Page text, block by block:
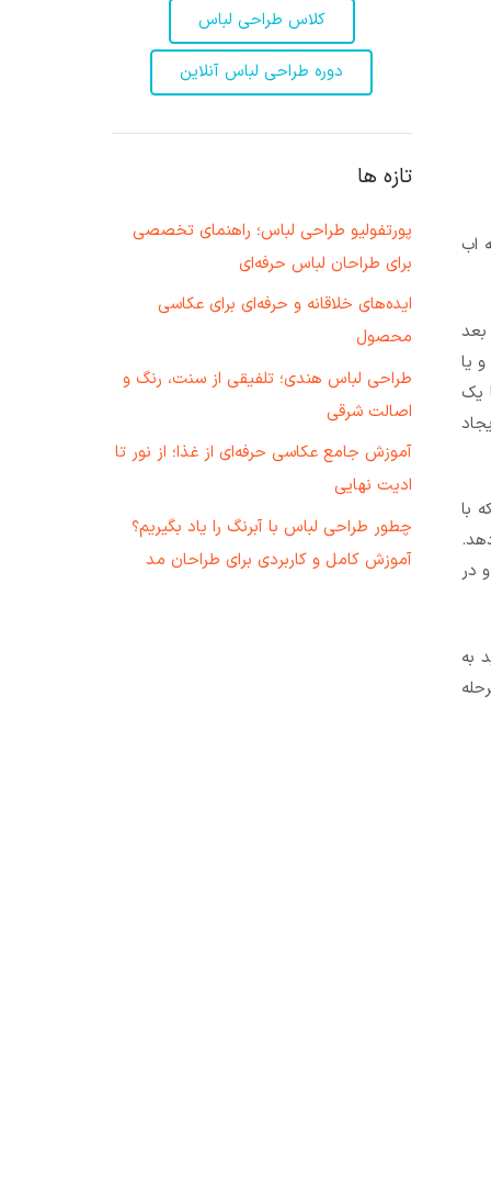
اب
یا
یک
با
در
به
کلاس طراحی لباس
دوره طراحی لباس آنلاین
تازه ها
پورتفولیو طراحی لباس؛ راهنمای تخصصی
برای طراحان لباس حرفه‌ای
ایده‌های خلاقانه و حرفه‌ای برای عکاسی
محصول
طراحی لباس هندی؛ تلفیقی از سنت، رنگ و
اصالت شرقی
آموزش جامع عکاسی حرفه‌ای از غذا؛ از نور تا
ادیت نهایی
چطور طراحی لباس با آبرنگ را یاد بگیریم؟
آموزش کامل و کاربردی برای طراحان مد